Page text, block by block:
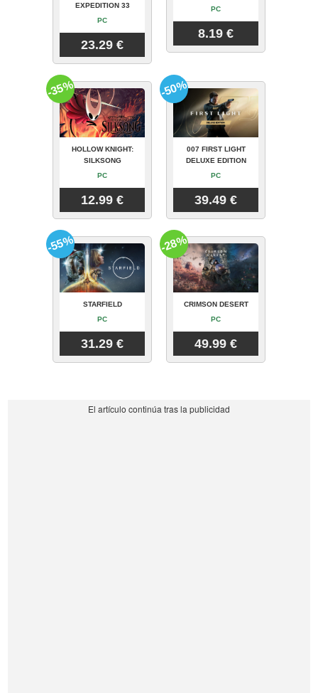
EXPEDITION 33
PC
23.29 €
PC
8.19 €
HOLLOW KNIGHT:
SILKSONG
PC
12.99 €
-35%
007 FIRST LIGHT
DELUXE EDITION
PC
39.49 €
-50%
STARFIELD
PC
31.29 €
-55%
CRIMSON DESERT
PC
49.99 €
-28%